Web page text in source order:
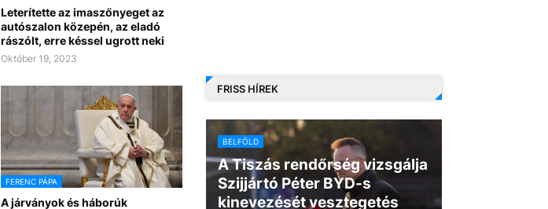
Leterítette az imaszőnyeget az
autószalon közepén, az eladó
rászólt, erre késsel ugrott neki
Október 19, 2023
FERENC PÁPA
A járványok és háborúk
FRISS HÍREK
BELFÖLD
A Tiszás rendőrség vizsgálja
Szijjártó Péter BYD-s
kinevezését vesztegetés